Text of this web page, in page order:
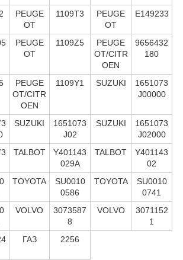
PEUGE
OT
1109T3
PEUGE
OT
E149233
PEUGE
OT
1109Z5
PEUGE
OT/CITR
OEN
9656432
180
PEUGE
OT/CITR
OEN
1109Y1 SUZUKI
1651073
J00000
SUZUKI
1651073
J02
SUZUKI
1651073
J02000
TALBOT
Y401143
029A
TALBOT
Y401143
02
TOYOTA
SU0010
0586
TOYOTA
SU0010
0741
VOLVO
3073587
8
VOLVO
3071152
1
ГАЗ 2256